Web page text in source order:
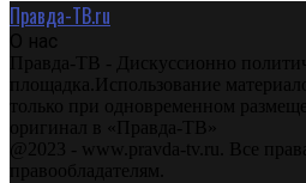
Правда-ТВ.ru
О нас
Правда-ТВ - Дискуссионно
площадка.Использование
только при одновременном
оригинал в «Правда-ТВ»
@2023 - www.pravda-tv.ru. Все
правообладателям.